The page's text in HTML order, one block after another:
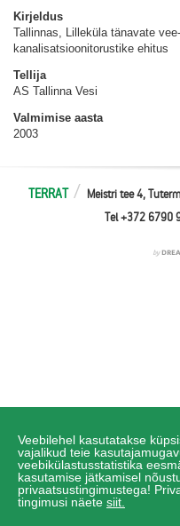
Kirjeldus
Tallinnas, Lilleküla tänavate
kanalisatsioonitorustike ehitus
Tellija
AS Tallinna Vesi
Valmimise aasta
2003
TERRAT
Meistri tee 4,
Tel +372 6790
Veebilehel kasutatakse
vajalikud teie
veebikülastusstatistika
kasutamise jätkamisel
privaatsustingimustega!
tingimusi näete siit.